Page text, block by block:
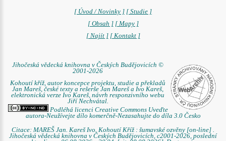
[ Úvod / Novinky ] [ Studie ]
[ Obsah ] [ Mapy ]
[ Najít ] [ Kontakt ]
Jihočeská vědecká knihovna v Českých Budějovicích ©
2001-2026
Kohoutí kříž, autor koncepce projektu, studie a překladů
Jan Mareš, české texty a rešerše Jan Mareš a Ivo Kareš,
elektronická verze Ivo Kareš, návrh responzivního webu
Jiří Nechvátal.
Podléhá licenci Creative Commons Uveďte
autora-Neužívejte dílo komerčně-Nezasahujte do díla 3.0 Česko
Citace: MAREŠ Jan. Kareš Ivo. Kohoutí Kříž : šumavské ozvěny [on-line] .
Jihočeská vědecká knihovna v Českých Budějovicích, c2001-2026, poslední